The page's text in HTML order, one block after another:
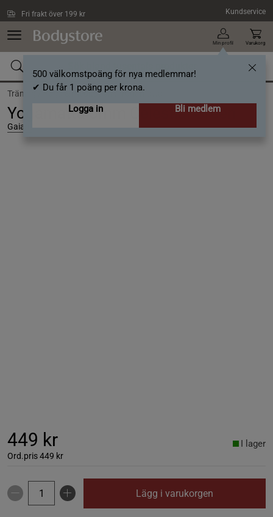
Fri frakt över 199 kr Kundservice
Min profil
500 välkomstpoäng för nya medlemmar!
✔ Du får 1 poäng per krona.
Logga in
Bli medlem
Varukorg
Träning / Yoga & meditation / Yogamatta
Yogamatta 5mm Celestial Green
Gaiam
449 kr
Ord.pris449 kr
I lager
Lägg i varukorgen